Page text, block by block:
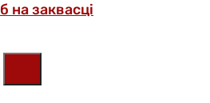
на заквасці